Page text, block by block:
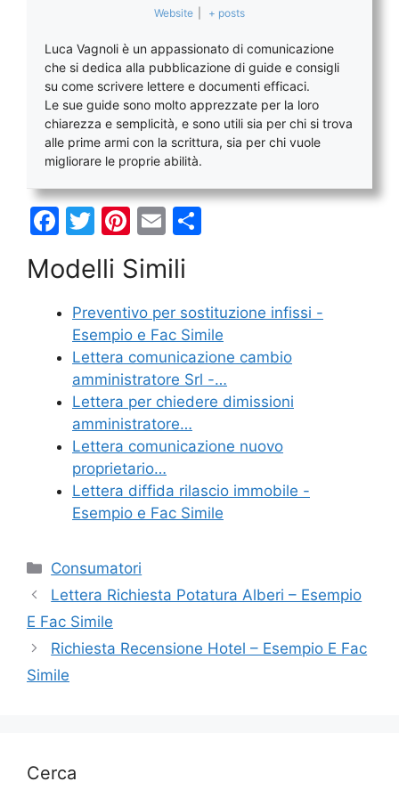
Website + posts
Luca Vagnoli è un appassionato di comunicazione
che si dedica alla pubblicazione di guide e consigli
su come scrivere lettere e documenti efficaci.
Le sue guide sono molto apprezzate per la loro
chiarezza e semplicità, e sono utili sia per chi si trova
alle prime armi con la scrittura, sia per chi vuole
migliorare le proprie abilità.
F
c
e
b
o
o
k
T
w
itt
er
Pi
nt
er
e
st
E
m
ai
l
di
vi
di
Modelli Simili
Preventivo per sostituzione infissi -
Esempio e Fac Simile
Lettera comunicazione cambio
amministratore Srl -…
Lettera per chiedere dimissioni
amministratore…
Lettera comunicazione nuovo
proprietario…
Lettera diffida rilascio immobile -
Esempio e Fac Simile
Categorie
Consumatori
Lettera Richiesta Potatura Alberi – Esempio
E Fac Simile
Richiesta Recensione Hotel – Esempio E Fac
Simile
Cerca